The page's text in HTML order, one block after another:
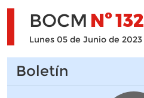
BOCM Nº132
Lunes 05 de Junio de 2023
Boletín